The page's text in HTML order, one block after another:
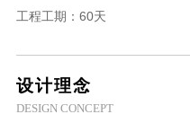
工程工期： 60天
设计理念
DESIGN CONCEPT